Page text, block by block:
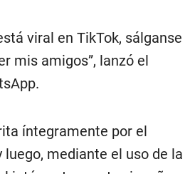
viral en TikTok, sálganse
mis amigos”, lanzó el
íntegramente por el
mediante el uso de la